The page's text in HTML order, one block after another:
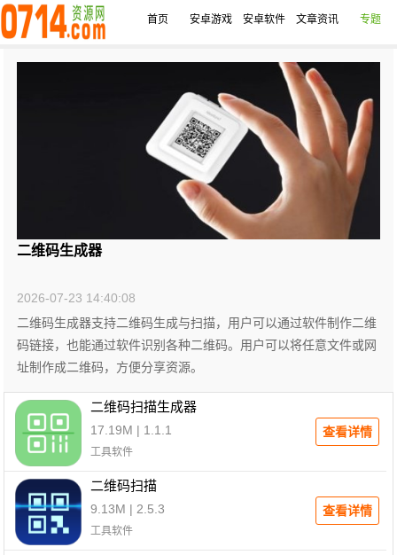
首页 安卓游戏 安卓软件 文章资讯 专题
二维码生成器
2026-07-23 14:40:08
二维码生成器支持二维码生成与扫描，用户可以通过软件制作二维
码链接，也能通过软件识别各种二维码。用户可以将任意文件或网
址制作成二维码，方便分享资源。
二维码扫描生成器
17.19M | 1.1.1
工具软件
查看详情
二维码扫描
9.13M | 2.5.3
工具软件
查看详情